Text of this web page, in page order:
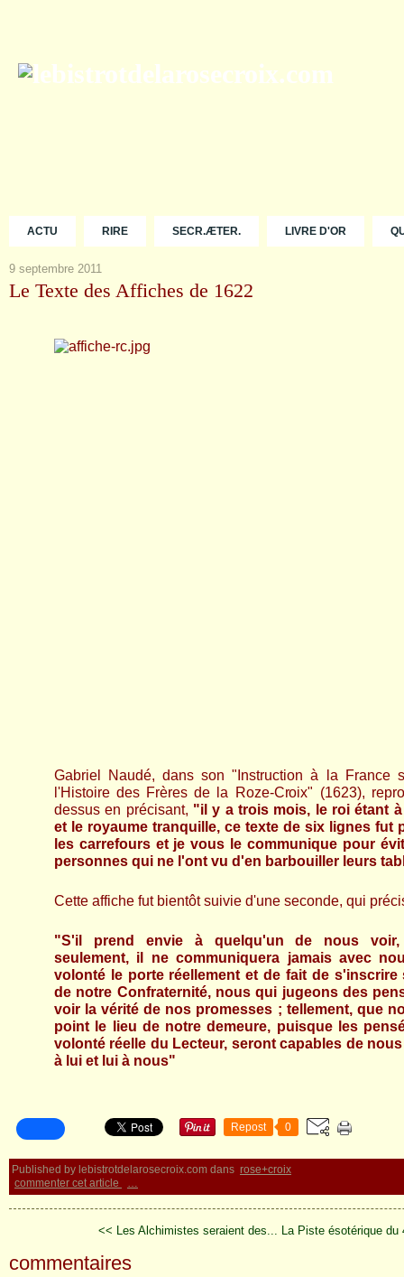
ACTU RIRE SECR.ÆTER. LIVRE D'OR
9 septembre 2011
Le Texte des Affiches de 1622
Gabriel Naudé, dans son "Instruction à la France
l'Histoire des Frères de la Roze-Croix" (1623),
dessus en précisant, "il y a trois mois, le roi étant
et le royaume tranquille, ce texte de six lignes fut
les carrefours et je vous le communique pour
personnes qui ne l'ont vu d'en barbouiller leurs
Cette affiche fut bientôt suivie d'une seconde, qui
"S'il prend envie à quelqu'un de nous voir,
seulement, il ne communiquera jamais avec
volonté le porte réellement et de fait de s'inscrire
de notre Confraternité, nous qui jugeons des
voir la vérité de nos promesses ; tellement, que
point le lieu de notre demeure, puisque les
volonté réelle du Lecteur, seront capables de
à lui et lui à nous"
Repost 0
Published by lebistrotdelarosecroix.com dans rose+croix
commenter cet article
…
<< Les Alchimistes seraient des... La Piste ésotérique du
commentaires